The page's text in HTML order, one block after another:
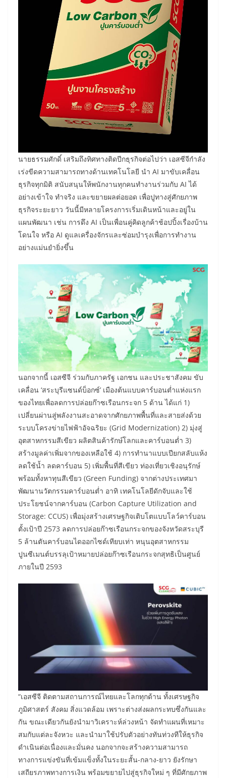
นายธรรมศักดิ์ เสริมถึงทิศทางติดปีกธุรกิจต่อไปว่า เอสซีจีกำลัง
เร่งขีดความสามารถทางด้านเทคโนโลยี นำ AI มาขับเคลื่อน
ธุรกิจทุกมิติ สนับสนุนให้พนักงานทุกคนทำงานร่วมกับ AI ได้
อย่างเข้าใจ ทำจริง และขยายผลต่อยอด เพื่อปูทางสู่ศักยภาพ
ธุรกิจระยะยาว วันนี้มีหลายโครงการเริ่มเดินหน้าและอยู่ใน
แผนพัฒนา เช่น การดึง AI เป็นเพื่อนคู่คิดลูกค้าช้อปปิ้งเรื่องบ้าน
โดนใจ หรือ AI ดูแลเครื่องจักรและซ่อมบำรุงเพื่อการทำงาน
อย่างแม่นยำยิ่งขึ้น
นอกจากนี้ เอสซีจี ร่วมกับภาครัฐ เอกชน และประชาสังคม ขับ
เคลื่อน ‘สระบุรีแซนด์บ็อกซ์’ เมืองต้นแบบคาร์บอนต่ำแห่งแรก
ของไทยเพื่อลดการปล่อยก๊าซเรือนกระจก 5 ด้าน ได้แก่ 1)
เปลี่ยนผ่านสู่พลังงานสะอาดจากศักยภาพพื้นที่และสายส่งด้วย
ระบบโครงข่ายไฟฟ้าอัจฉริยะ (Grid Modernization) 2) มุ่งสู่
อุตสาหกรรมสีเขียว ผลิตสินค้ารักษ์โลกและคาร์บอนต่ำ 3)
สร้างมูลค่าเพิ่มจากของเหลือใช้ 4) การทำนาแบบเปียกสลับแห้ง
ลดใช้น้ำ ลดคาร์บอน 5) เพิ่มพื้นที่สีเขียว ท่องเที่ยวเชิงอนุรักษ์
พร้อมทั้งหาทุนสีเขียว (Green Funding) จากต่างประเทศมา
พัฒนานวัตกรรมคาร์บอนต่ำ อาทิ เทคโนโลยีดักจับและใช้
ประโยชน์จากคาร์บอน (Carbon Capture Utilization and
Storage: CCUS) เพื่อมุ่งสร้างเศรษฐกิจเติบโตแบบโลว์คาร์บอน
ตั้งเป้าปี 2573 ลดการปล่อยก๊าซเรือนกระจกของจังหวัดสระบุรี
5 ล้านตันคาร์บอนไดออกไซด์เทียบเท่า หนุนอุตสาหกรรม
ปูนซีเมนต์บรรลุเป้าหมายปล่อยก๊าซเรือนกระจกสุทธิเป็นศูนย์
ภายในปี 2593
“เอสซีจี ติดตามสถานการณ์ไทยและโลกทุกด้าน ทั้งเศรษฐกิจ
ภูมิศาสตร์ สังคม สิ่งแวดล้อม เพราะต่างส่งผลกระทบซึ่งกันและ
กัน ขณะเดียวกันยังนำมาวิเคราะห์ล่วงหน้า จัดทำแผนที่เหมาะ
สมกับแต่ละจังหวะ และนำมาใช้ปรับตัวอย่างทันท่วงทีให้ธุรกิจ
ดำเนินต่อเนื่องและมั่นคง นอกจากจะสร้างความสามารถ
ทางการแข่งขันที่เข้มแข็งทั้งในระยะสั้น-กลาง-ยาว ยังรักษา
เสถียรภาพทางการเงิน พร้อมขยายไปสู่ธุรกิจใหม่ ๆ ที่มีศักยภาพ